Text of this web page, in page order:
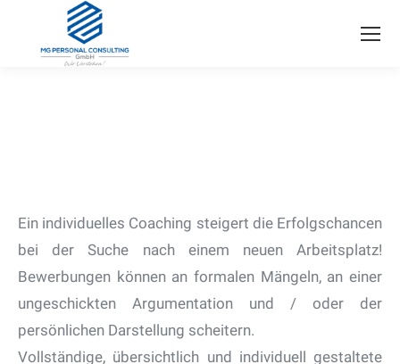
Ein individuelles Coaching steigert die Erfolgschancen
bei der Suche nach einem neuen Arbeitsplatz!
Bewerbungen können an formalen Mängeln, an einer
ungeschickten Argumentation und / oder der
persönlichen Darstellung scheitern.
Vollständige, übersichtlich und individuell gestaltete